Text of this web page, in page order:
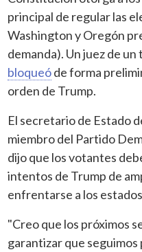
principal de regular las
Washington y Oregón
demanda). Un juez de
bloqueóde forma
orden de Trump.
El secretario de Estado
miembro del Partido
dijo que los votantes
intentos de Trump de
enfrentarse a los
"Creo que los próximos
garantizar que seguimos